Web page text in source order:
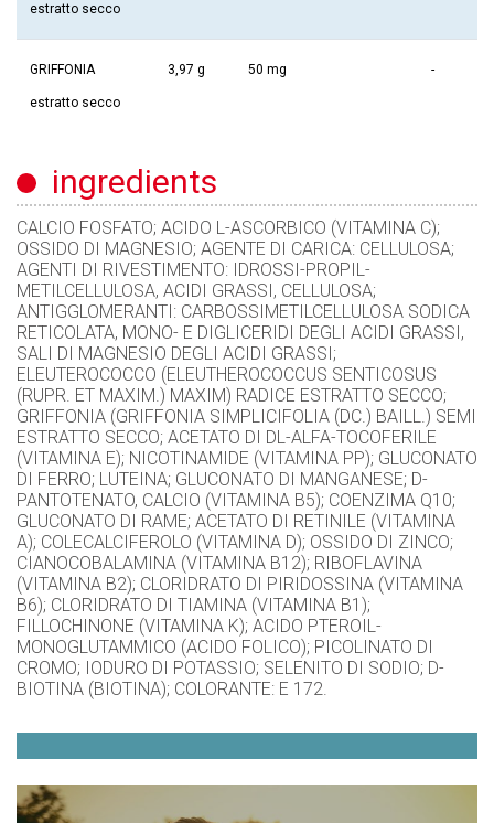
estratto secco
GRIFFONIA
estratto secco
3,97 g 50 mg -
ingredients
CALCIO FOSFATO; ACIDO L-ASCORBICO (VITAMINA C);
OSSIDO DI MAGNESIO; AGENTE DI CARICA: CELLULOSA;
AGENTI DI RIVESTIMENTO: IDROSSI-PROPIL-
METILCELLULOSA, ACIDI GRASSI, CELLULOSA;
ANTIGGLOMERANTI: CARBOSSIMETILCELLULOSA SODICA
RETICOLATA, MONO- E DIGLICERIDI DEGLI ACIDI GRASSI,
SALI DI MAGNESIO DEGLI ACIDI GRASSI;
ELEUTEROCOCCO (ELEUTHEROCOCCUS SENTICOSUS
(RUPR. ET MAXIM.) MAXIM) RADICE ESTRATTO SECCO;
GRIFFONIA (GRIFFONIA SIMPLICIFOLIA (DC.) BAILL.) SEMI
ESTRATTO SECCO; ACETATO DI DL-ALFA-TOCOFERILE
(VITAMINA E); NICOTINAMIDE (VITAMINA PP); GLUCONATO
DI FERRO; LUTEINA; GLUCONATO DI MANGANESE; D-
PANTOTENATO, CALCIO (VITAMINA B5); COENZIMA Q10;
GLUCONATO DI RAME; ACETATO DI RETINILE (VITAMINA
A); COLECALCIFEROLO (VITAMINA D); OSSIDO DI ZINCO;
CIANOCOBALAMINA (VITAMINA B12); RIBOFLAVINA
(VITAMINA B2); CLORIDRATO DI PIRIDOSSINA (VITAMINA
B6); CLORIDRATO DI TIAMINA (VITAMINA B1);
FILLOCHINONE (VITAMINA K); ACIDO PTEROIL-
MONOGLUTAMMICO (ACIDO FOLICO); PICOLINATO DI
CROMO; IODURO DI POTASSIO; SELENITO DI SODIO; D-
BIOTINA (BIOTINA); COLORANTE: E 172.